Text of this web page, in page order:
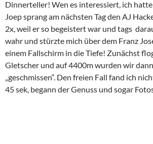
Dinnerteller! Wen es interessiert, ich
Joep sprang am nächsten Tag den AJ
2x, weil er so begeistert war und tags
wahr und stürzte mich über dem Franz
einem Fallschirm in die Tiefe! Zunächst
Gletscher und auf 4400m wurden wir
„geschmissen“. Den freien Fall fand ich
45 sek, begann der Genuss und sogar